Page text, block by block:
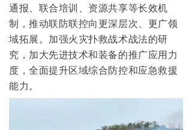
넸 警用安防
넸 工业应用
넸 应急救援
培训教育
通报、联合培训、资源共享等长效机
制，推动联防联控向更深层次、更广领
域拓展。加强火灾扑救战术战法的研
究，加大先进技术和装备的推广应用力
度，全面提升区域综合防控和应急救援
能力。